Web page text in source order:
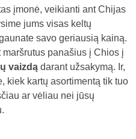
įmonė, veikianti ant Chijas
jums visas keltų
savo geriausią kainą.
panašius į Chios į
vaizdą darant užsakymą. Ir,
kiek kartų asortimentą tik tuo
ar vėliau nei jūsų